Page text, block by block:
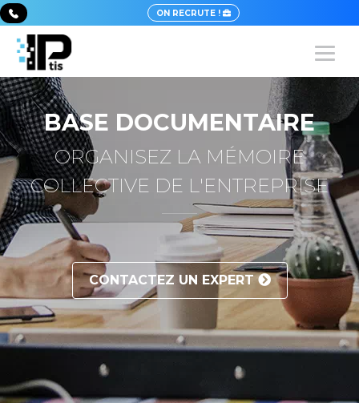
ON RECRUTE !
BASE DOCUMENTAIRE
ORGANISEZ LA MÉMOIRE
COLLECTIVE DE L'ENTREPRISE
CONTACTEZ UN EXPERT